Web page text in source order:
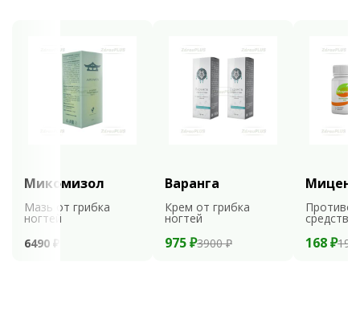
Микомизол
Мазь от грибка
ногтей
6490 ₽
Варанга
Крем от грибка
ногтей
975 ₽3900 ₽
средство
168 ₽